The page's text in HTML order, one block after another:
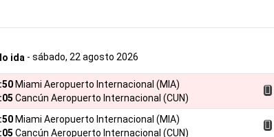
ida - sábado, 22 agosto 2026
Miami Aeropuerto Internacional (MIA)
Cancún Aeropuerto Internacional (CUN)
Miami Aeropuerto Internacional (MIA)
Cancún Aeropuerto Internacional (CUN)